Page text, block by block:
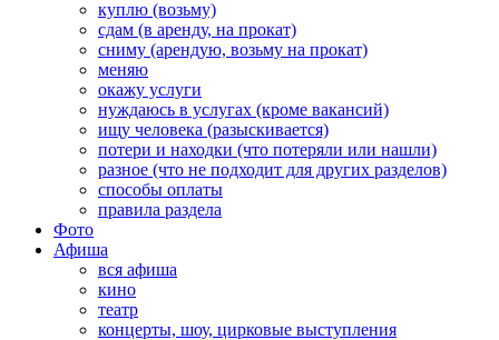
куплю (возьму)
сдам (в аренду, на прокат)
сниму (арендую, возьму на прокат)
меняю
окажу услуги
нуждаюсь в услугах (кроме вакансий)
ищу человека (разыскивается)
потери и находки (что потеряли или нашли)
разное (что не подходит для других разделов)
способы оплаты
правила раздела
Фото
Афиша
вся афиша
кино
театр
концерты, шоу, цирковые выступления